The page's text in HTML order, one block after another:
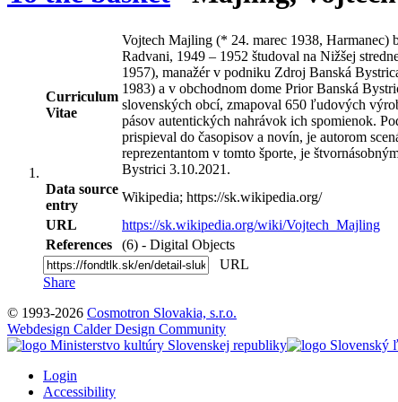
Curriculum
Vitae
Vojtech Majling (* 24. marec 1938,
Radvani, 1949 – 1952 študoval na Nižšej
1957), manažér v podniku Zdroj Banská
1983) a v obchodnom dome Prior Banská
slovenských obcí, zmapoval 650 ľudových
pásov autentických nahrávok ich spomienok.
prispieval do časopisov a novín, je autorom
reprezentantom v tomto športe, je
Bystrici 3.10.2021.
Data source
entry
Wikipedia; https://sk.wikipedia.org/
URL
https://sk.wikipedia.org/wiki/Vojtech_Majling
References
(6) - Digital Objects
URL
Share
© 1993-2026 Cosmotron Slovakia, s.r.o.
Webdesign Calder Design Community
Login
Accessibility